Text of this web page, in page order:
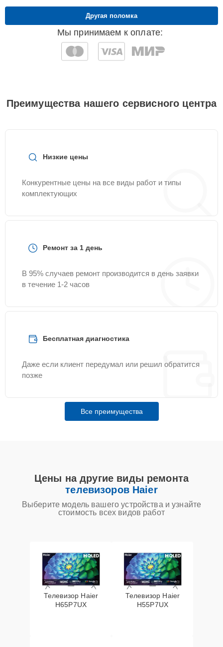
Мы принимаем к оплате:
Другая поломка
Преимущества нашего сервисного центра
Низкие цены
Конкурентные цены на все виды работ и типы
комплектующих
Ремонт за 1 день
В 95% случаев ремонт производится в день заявки
в течение 1-2 часов
Бесплатная диагностика
Даже если клиент передумал или решил обратится
позже
Все преимущества
Цены на другие виды ремонта
телевизоров Haier
Выберите модель вашего устройства и узнайте
стоимость всех видов работ
Телевизор Haier
H65P7UX
Телевизор Haier
H55P7UX